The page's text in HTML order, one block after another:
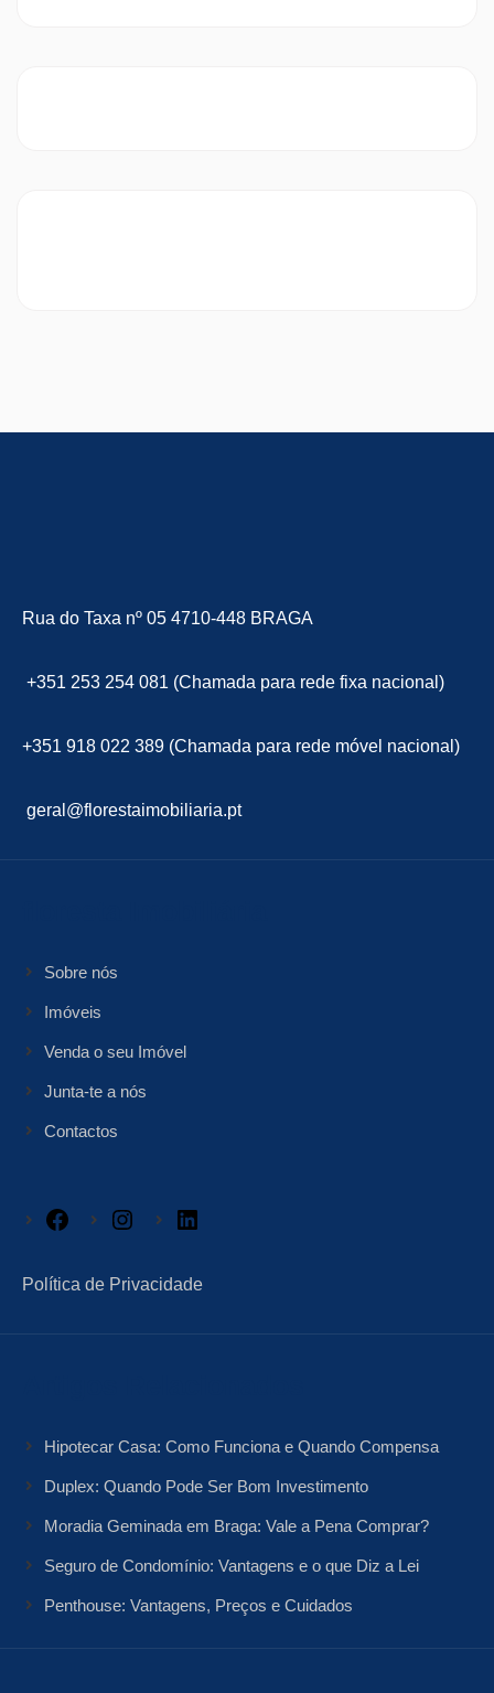
Rua do Taxa nº 05 4710-448 BRAGA
+351 253 254 081 (Chamada para rede fixa nacional)
+351 918 022 389 (Chamada para rede móvel nacional)
geral@florestaimobiliaria.pt
Sobre nós
Imóveis
Venda o seu Imóvel
Junta-te a nós
Contactos
Facebook Instagram
Política de Privacidade
Hipotecar Casa: Como Funciona e Quando Compensa
Duplex: Quando Pode Ser Bom Investimento
Moradia Geminada em Braga: Vale a Pena Comprar?
Seguro de Condomínio: Vantagens e o que Diz a Lei
Penthouse: Vantagens, Preços e Cuidados